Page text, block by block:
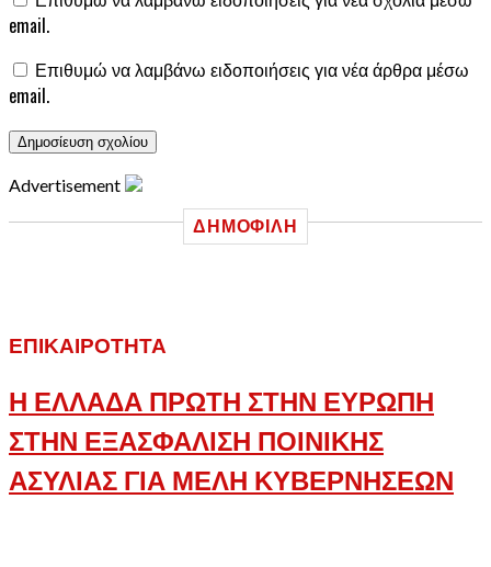
email.
Επιθυμώ να λαμβάνω ειδοποιήσεις για νέα άρθρα μέσω
email.
Advertisement
ΔΗΜΟΦΙΛΉ
ΕΠΙΚΑΙΡΌΤΗΤΑ
Η ΕΛΛΑΔΑ ΠΡΩΤΗ ΣΤΗΝ ΕΥΡΩΠΗ
ΣΤΗΝ ΕΞΑΣΦΑΛΙΣΗ ΠΟΙΝΙΚΗΣ
ΑΣΥΛΙΑΣ ΓΙΑ ΜΕΛΗ ΚΥΒΕΡΝΗΣΕΩΝ